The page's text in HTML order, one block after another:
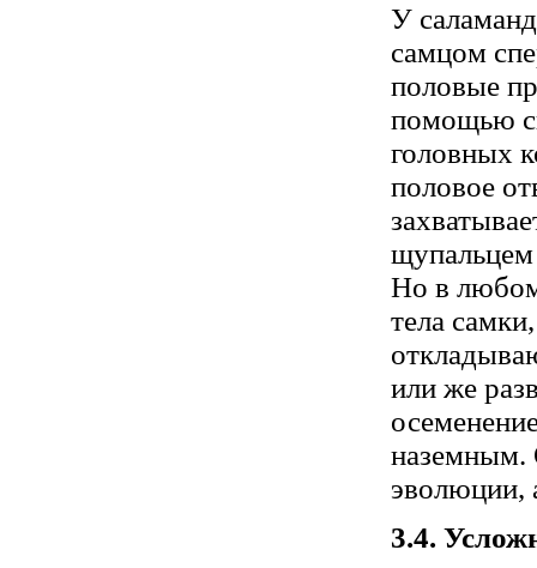
У
самцом
половые
помощью
головных
половое
щупальцем
Но в любом
тела
или же
наземным.
эволюции,
3.4.